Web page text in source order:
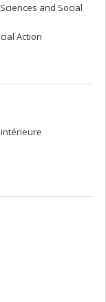
and Social
Action